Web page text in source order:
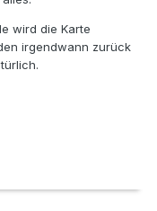
wird die Karte
irgendwann zurück